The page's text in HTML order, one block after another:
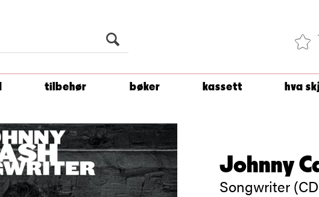
tilbehør bøker kassett hva
Johnny
Songwriter